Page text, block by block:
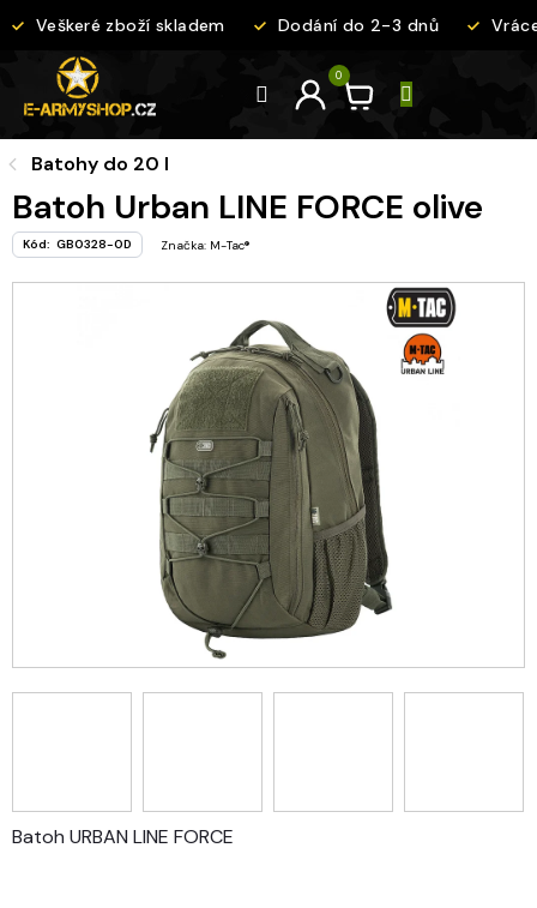
na
Veškeré zboží skladem Dodání do 2-3 dnů
Batohy do 20 l
Batoh Urban LINE FORCE olive
Kód: GB0328-OD Značka: M-Tac®
Batoh URBAN LINE FORCE